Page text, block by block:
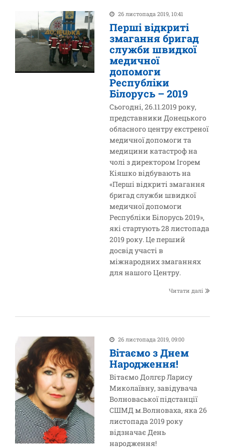
26 листопада 2019, 10:41
Перші відкриті
змагання бригад
служби швидкої
медичної
допомоги
Республіки
Білорусь – 2019
Сьогодні, 26.11.2019 року,
представники Донецького
обласного центру екстреної
медичної допомоги та
медицини катастроф на
чолі з директором Ігорем
Кіяшко відбувають на
«Перші відкриті змагання
бригад служби швидкої
медичної допомоги
Республіки Білорусь 2019»,
які стартують 28 листопада
2019 року. Це перший
досвід участі в
міжнародних змаганнях
для нашого Центру.
Читати далі
26 листопада 2019, 09:00
Вітаємо з Днем
Народження!
Вітаємо Долгєр Ларису
Миколаївну, завідувача
Волноваської підстанції
СШМД м.Волноваха, яка 26
листопада 2019 року
відзначає День
народження!